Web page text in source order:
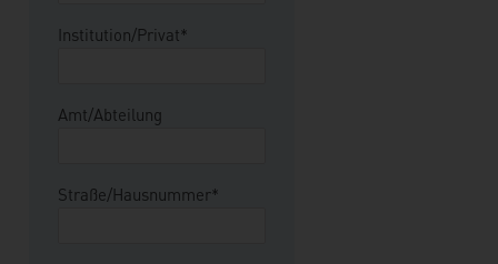
Institution/Privat*
Amt/Abteilung
Straße/Hausnummer*